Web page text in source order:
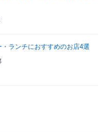
ランチにおすすめのお店4選